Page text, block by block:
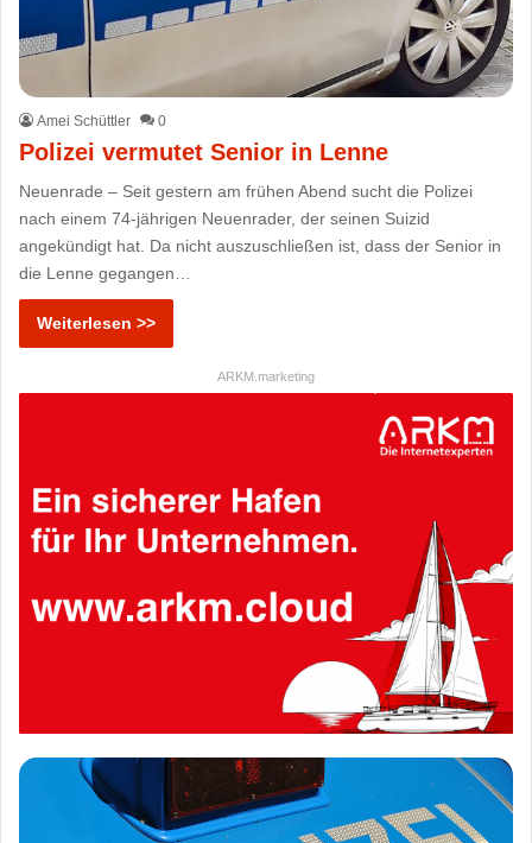
Amei Schüttler 0
Polizei vermutet Senior in Lenne
Neuenrade – Seit gestern am frühen Abend sucht die Polizei
nach einem 74-jährigen Neuenrader, der seinen Suizid
angekündigt hat. Da nicht auszuschließen ist, dass der Senior in
die Lenne gegangen…
Weiterlesen >>
ARKM.marketing